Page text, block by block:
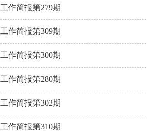
工作简报第279期
工作简报第309期
工作简报第300期
工作简报第280期
工作简报第302期
工作简报第310期